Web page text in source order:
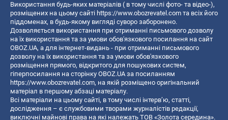
Використання будь-яких матеріалів ( в тому числі фото- та відео-),
розміщених на цьому сайті https://www.obozrevatel.com та всіх його
піддоменах, в будь-якому вигляді суворо заборонено.
Дозволяється використання при отриманні письмового дозволу
на їх використання та за умови обов'язкового посилання на сайт
OBOZ.UA, а для інтернет-видань - при отриманні письмового
дозволу на їх використання та за умови обов'язкового
розміщення прямого, відкритого для пошукових систем,
гіперпосилання на сторінку OBOZ.UA за посиланням
https://www.obozrevatel.com, на якій розміщено оригінальний
матеріал в першому абзаці матеріалу.
Всі матеріали на цьому сайті, в тому числі інтерв’ю, статті,
дослідження – є службовими творами журналістів редакції,
виключні майнові права на які належать ТОВ «Золота середина».